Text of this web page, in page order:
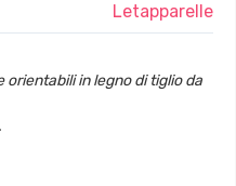
Letapparelle
orientabili in legno di tiglio da